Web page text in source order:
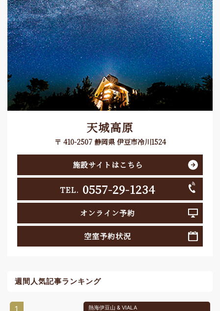
天城高原
〒 410-2507 静岡県 伊豆市冷川1524
施設サイトはこちら
TEL. 0557-29-1234
オンライン予約
空室予約状況
週間人気記事ランキング
1 熱海伊豆山 & VIALA